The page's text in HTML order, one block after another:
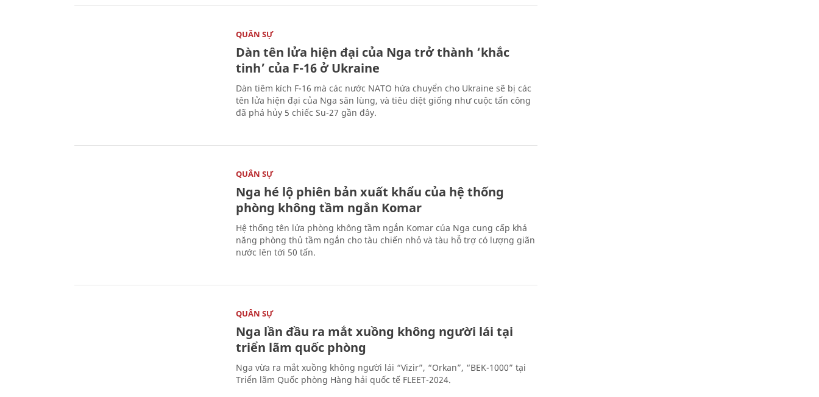
QUÂN SỰ
Dàn tên lửa hiện đại của Nga trở thành ‘khắc
tinh’ của F-16 ở Ukraine
Dàn tiêm kích F-16 mà các nước NATO hứa chuyển cho Ukraine sẽ bị các
tên lửa hiện đại của Nga săn lùng, và tiêu diệt giống như cuộc tấn công
đã phá hủy 5 chiếc Su-27 gần đây.
QUÂN SỰ
Nga hé lộ phiên bản xuất khẩu của hệ thống
phòng không tầm ngắn Komar
Hệ thống tên lửa phòng không tầm ngắn Komar của Nga cung cấp khả
năng phòng thủ tầm ngắn cho tàu chiến nhỏ và tàu hỗ trợ có lượng giãn
nước lên tới 50 tấn.
QUÂN SỰ
Nga lần đầu ra mắt xuồng không người lái tại
triển lãm quốc phòng
Nga vừa ra mắt xuồng không người lái “Vizir”, “Orkan”, “BEK-1000” tại
Triển lãm Quốc phòng Hàng hải quốc tế FLEET-2024.